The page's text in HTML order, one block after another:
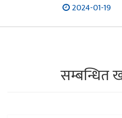
2024-01-19
सम्बन्धित